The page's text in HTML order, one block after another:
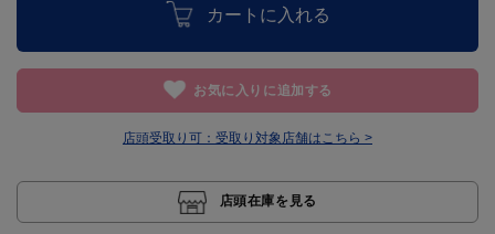
カートに入れる
お気に入りに追加する
店頭受取り可： 受取り対象店舗はこちら >
店頭在庫を見る